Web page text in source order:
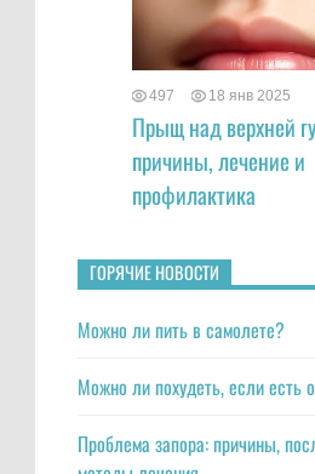
497 18 янв 2025
Прыщ над верхней
причины, лечение и
профилактика
ГОРЯЧИЕ НОВОСТИ
Можно ли пить в самолете?
Можно ли похудеть, если есть
Проблема запора: причины,